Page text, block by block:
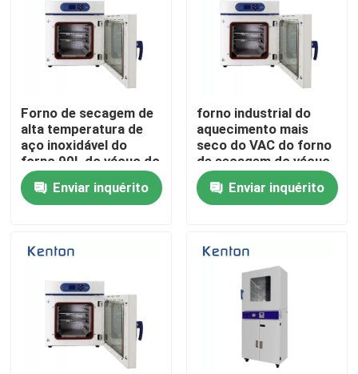
Quem Somos
Fábrica
Controle de Qualidade
Fale Conosco
Forno do secador do laboratório
forno de secagem industrial
Forno de secagem de
alta temperatura de
aço inoxidável do
forno 90L do vácuo do
laboratório
Enviar inquérito
forno industrial do
aquecimento mais
seco do VAC do forno
de secagem do vácuo
de 1250W SUS304
Enviar inquérito